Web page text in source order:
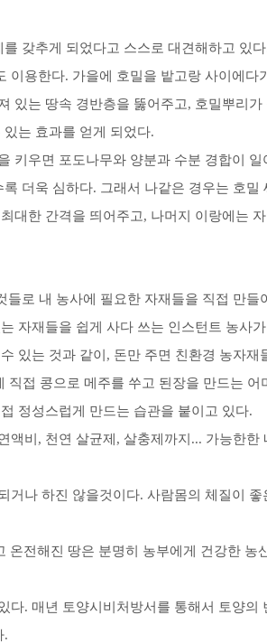
갖추게 되었다고 스스로 대견해하고 있
이용한다. 가을에 호밀을 밭고랑 사이에다
있는 땅속 경반층을 뚫어주고, 호밀뿌리가
는 효과를 얻게 되었다.
키우면 포도나무와 양분과 수분 경합이 일
더욱 심하다. 그래서 나같은 경우는 호밀
대한 간격을 띄어주고, 나머지 이랑에는
로 내 농사에 필요한 자재들을 직접 만들
자재들을 쉽게 사다 쓰는 인스턴트 농사
있는 것과 같이, 돈만 주면 친환경 농자재
접 콩으로 메주를 쑤고 된장을 만드는 어
정성스럽게 만드는 습관을 붙이고 있다.
액비, 천연 살균제, 살충제까지... 가능한한
거나 하진 않을것이다. 사람몸의 체질이 좋
온전해진 땅은 분명히 농부에게 건강한 농
다. 매년 토양시비처방서를 통해서 토양의
.